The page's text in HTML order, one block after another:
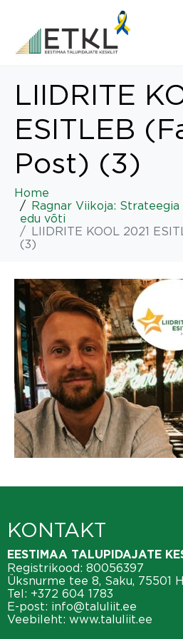
LIIDRITE
ESITLEB
Post) (3)
Home
Ragnar Viikoja:
edu võti
LIIDRITE KOOL 2021
(3)
KONTAKT
EESTIMAA TALUPIDAJATE
Registrikood: 80056397
Üksnurme tee 8, Saku, 75501
Tel: +372 604 1783
E-post: info@taluliit.ee
Veebileht: www.taluliit.ee